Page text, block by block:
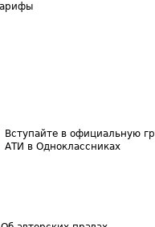
Вступайте в официальную
АТИ в Одноклассниках